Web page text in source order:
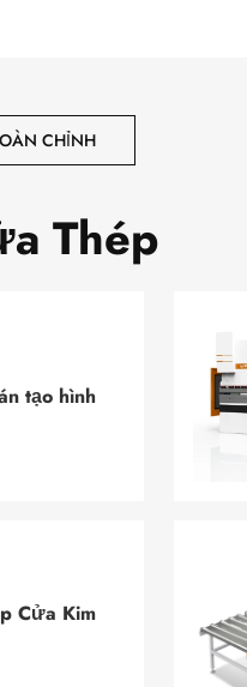
CHỈNH
Thép
tạo hình
Cửa Kim